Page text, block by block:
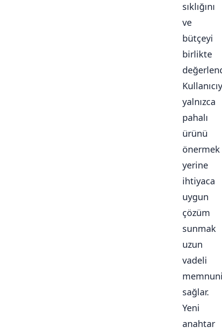
sıklığını
ve
bütçeyi
birlikte
yalnızca
pahalı
ürünü
önermek
yerine
ihtiyaca
uygun
çözüm
sunmak
uzun
vadeli
sağlar.
Yeni
anahtar